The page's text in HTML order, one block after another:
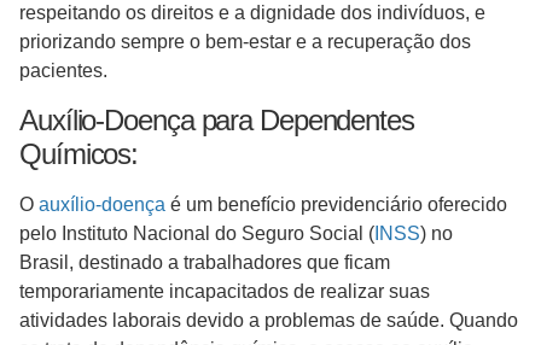
respeitando os direitos e a dignidade dos indivíduos, e
priorizando sempre o bem-estar e a recuperação dos
pacientes.
Auxílio-Doença para Dependentes
Químicos:
O auxílio-doença é um benefício previdenciário oferecido
pelo Instituto Nacional do Seguro Social ( INSS) no
Brasil, destinado a trabalhadores que ficam
temporariamente incapacitados de realizar suas
atividades laborais devido a problemas de saúde. Quando